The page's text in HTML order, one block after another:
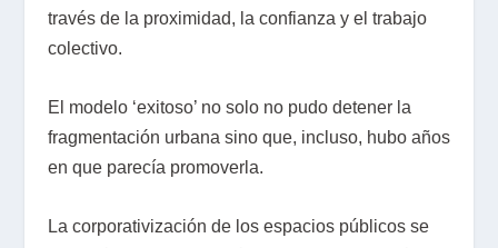
través de la proximidad, la confianza y el trabajo
colectivo.
El modelo ‘exitoso’ no solo no pudo detener la
fragmentación urbana sino que, incluso, hubo años
en que parecía promoverla.
La corporativización de los espacios públicos se